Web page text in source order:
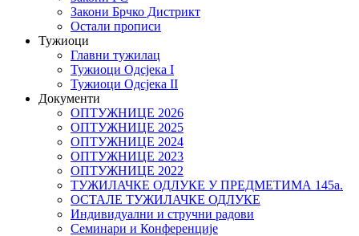
Закони Брчко Дистрикт
Остали прописи
Тужиоци
Главни тужилац
Тужиоци Oдсјекa I
Тужиоци Oдсјекa II
Документи
ОПТУЖНИЦЕ 2026
ОПТУЖНИЦЕ 2025
ОПТУЖНИЦЕ 2024
ОПТУЖНИЦЕ 2023
ОПТУЖНИЦЕ 2022
ТУЖИЛАЧКЕ ОДЛУКЕ У ПРЕДМЕТИМА 145а.
ОСТАЛЕ ТУЖИЛАЧКЕ ОДЛУКЕ
Индивидуални и стручни радови
Семинари и Конференције